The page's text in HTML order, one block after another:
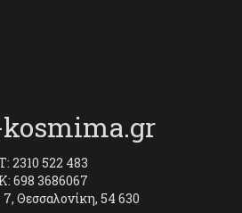
2310 522 483
K: 698 3686067
7, Θεσσαλονίκη, 54 630